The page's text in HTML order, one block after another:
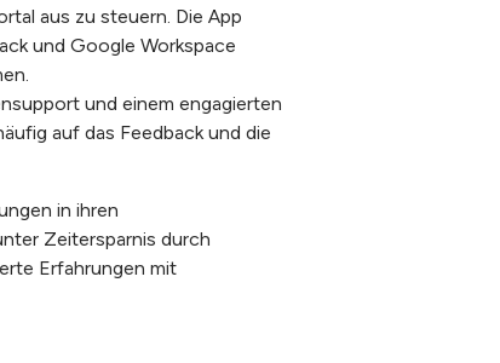
aus zu steuern. Die App
und Google Workspace
und einem engagierten
auf das Feedback und die
in ihren
Zeitersparnis durch
Erfahrungen mit